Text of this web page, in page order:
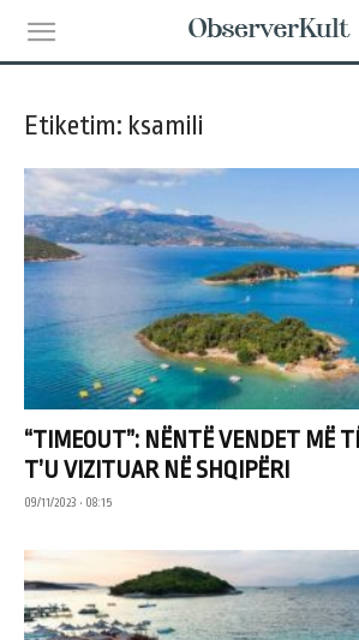
Etiketim: ksamili
“TIMEOUT”: NËNTË VENDET MË
T’U VIZITUAR NË SHQIPËRI
09/11/2023 • 08:15